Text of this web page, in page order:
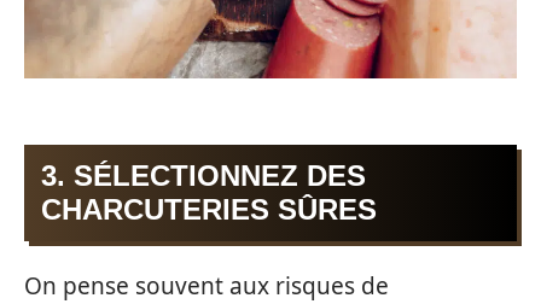
3. SÉLECTIONNEZ DES
CHARCUTERIES SÛRES
On pense souvent aux risques de